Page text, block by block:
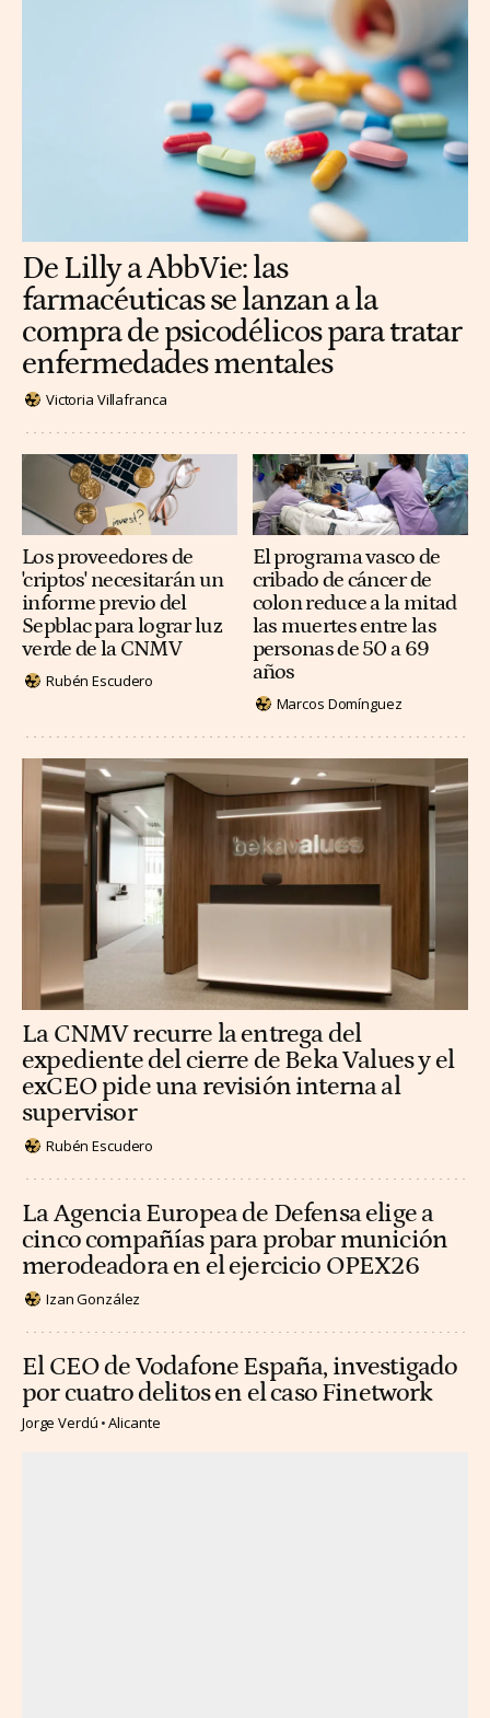
De Lilly a AbbVie: las
farmacéuticas se lanzan a la
compra de psicodélicos para tratar
enfermedades mentales
Victoria Villafranca
Los proveedores de
'criptos' necesitarán un
informe previo del
Sepblac para lograr luz
verde de la CNMV
Rubén Escudero
El programa vasco de
cribado de cáncer de
colon reduce a la mitad
las muertes entre las
personas de 50 a 69
años
Marcos Domínguez
La CNMV recurre la entrega del
expediente del cierre de Beka Values y el
exCEO pide una revisión interna al
supervisor
Rubén Escudero
La Agencia Europea de Defensa elige a
cinco compañías para probar munición
merodeadora en el ejercicio OPEX26
Izan González
El CEO de Vodafone España, investigado
por cuatro delitos en el caso Finetwork
Jorge Verdú Alicante